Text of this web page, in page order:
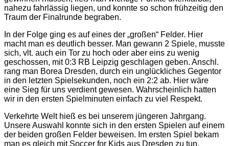
nahezu fahrlässig liegen, und konnte so schon frühzeitig den
Traum der Finalrunde begraben.
In der Folge ging es auf eines der „großen“ Felder. Hier
macht man es deutlich besser. Man gewann 2 Spiele, musste
sich, vlt. auch ein Tor zu hoch oder aber eins zu wenig
geschossen, mit 0:3 RB Leipzig geschlagen geben. Anschl.
rang man Borea Dresden, durch ein unglückliches Gegentor
in den letzten Spielsekunden, noch ein 2:2 ab. Hier wäre
eine Sieg für uns verdient gewesen. Wahrscheinlich hatten
wir in den ersten Spielminuten einfach zu viel Respekt.
Verkehrte Welt hieß es bei unserem jüngeren Jahrgang.
Unsere Auswahl konnte sich in den ersten Spielen auf einem
der beiden großen Felder beweisen. Im ersten Spiel bekam
man es gleich mit Soccer for Kids aus Dresden zu tun.